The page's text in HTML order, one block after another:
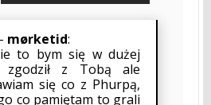
- mørketid:
to bym się w dużej
zgodził z Tobą ale
się co z Phurpą,
co pamiętam to grali